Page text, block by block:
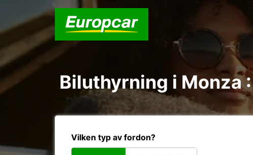
Biluthyrning i Monza
Vilken typ av fordon?